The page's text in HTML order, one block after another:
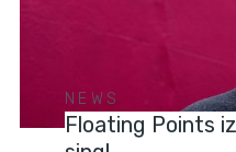
NEWS
Floating Points